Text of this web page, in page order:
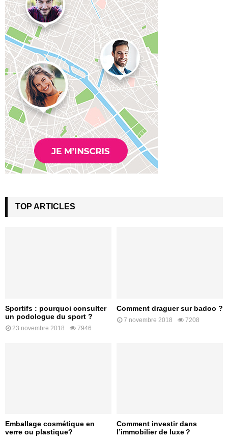
TOP ARTICLES
Sportifs : pourquoi consulter
un podologue du sport ?
23 novembre 2018 7946
Comment draguer sur badoo ?
7 novembre 2018 7208
Emballage cosmétique en
verre ou plastique?
Comment investir dans
l’immobilier de luxe ?